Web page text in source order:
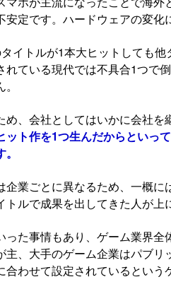
安定です。ハードウェアの変化
イトルが1本大ヒットしても
れている現代では不具合1つで
め、会社としてはいかに会社
ット作を1つ生んだからといっ
企業ごとに異なるため、一概
トルで成果を出してきた人が上
った事情もあり、ゲーム業界
主、大手のゲーム企業はパブ
合わせて設定されているという